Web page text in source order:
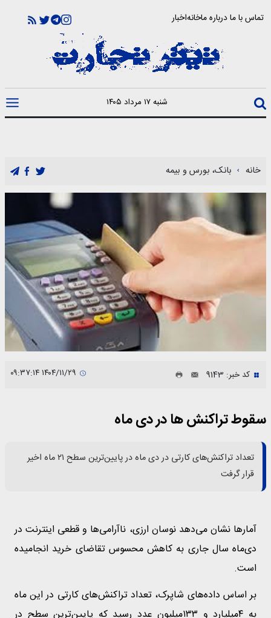
تماس با مادرباره ماخانهاخبار
شنبه ۱۷ مرداد ۱۴۰۵
خانه بانک، بورس و بیمه
کد خبر: 9143
سقوط تراکنش ها در دی ماه
تعداد تراکنش‌های کارتی در دی ماه در پایین‌ترین سطح ۲۱ ماه اخیر
قرار گرفت
آمارها نشان می‌دهد نوسان ارزی، ناآرامی‌ها و قطعی اینترنت در
دی‌ماه سال جاری به کاهش محسوس تقاضای خرید انجامیده
است.
بر اساس داده‌های شاپرک، تعداد تراکنش‌های کارتی در این ماه